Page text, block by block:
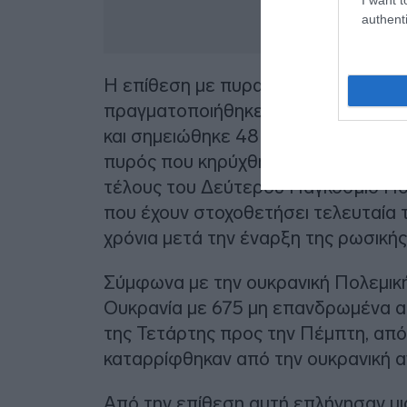
Η επίθεση με πυραύλους και μη
πραγματοποιήθηκε τη νύκτα της
και σημειώθηκε 48 ώρες μετά το
πυρός που κηρύχθηκε με την
τέλους του Δεύτερου Παγκόσμιο
που έχουν στοχοθετήσει
χρόνια μετά την έναρξη της
Σύμφωνα με την ουκρανική
Ουκρανία με 675 μη επανδρωμένα
της Τετάρτης προς την Πέμπτη, από
καταρρίφθηκαν από την ουκρανική
Από την επίθεση αυτή επλήγησαν